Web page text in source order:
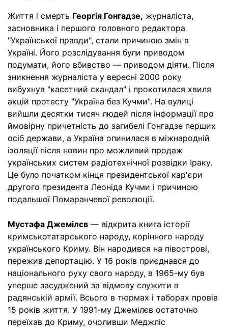
Життя і смерть Георгія Гонгадзе, журналіста,
засновника і першого головного редактора
"Української правди", стали причиною змін в
Україні. Його розслідування були приводом
подумати, його вбивство — приводом діяти. Після
зникнення журналіста у вересні 2000 року
вибухнув "касетний скандал" і прокотилася хвиля
акцій протесту "Україна без Кучми". На вулиці
вийшли десятки тисяч людей після інформації про
ймовірну причетність до загибелі Гонгадзе перших
осіб держави, а Україна опинилася в міжнародній
ізоляції після новин про можливий продаж
українських систем радіотехнічної розвідки Іраку.
Це було початком кінця президентської кар'єри
другого президента Леоніда Кучми і причиною
подальшої Помаранчевої революції.
Мустафа Джемілєв — відкрита книга історії
кримськотатарського народу, корінного народу
українського Криму. Він народився на півострові,
пережив депортацію. У 16 років приєднався до
національного руху свого народу, в 1965-му був
уперше засуджений за відмову служити в
радянській армії. Всього в тюрмах і таборах провів
15 років життя. У 1991-му Джемілєв остаточно
переїхав до Криму, очоливши Меджліс